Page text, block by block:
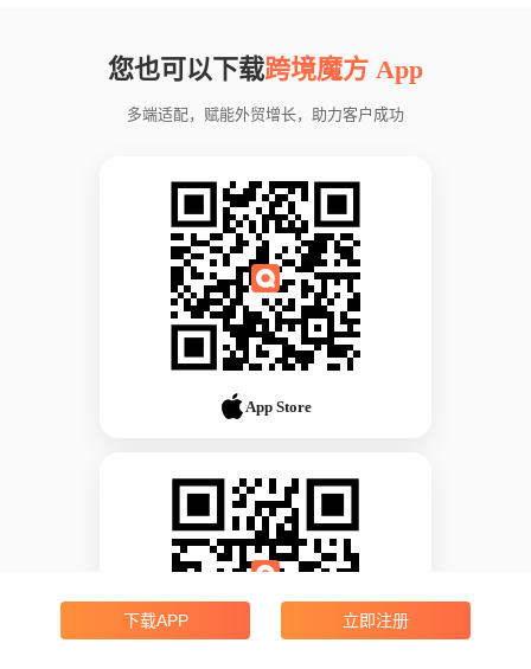
您也可以下载跨境魔方 App
多端适配，赋能外贸增长，助力客户成功
App Store
下载APP 立即注册